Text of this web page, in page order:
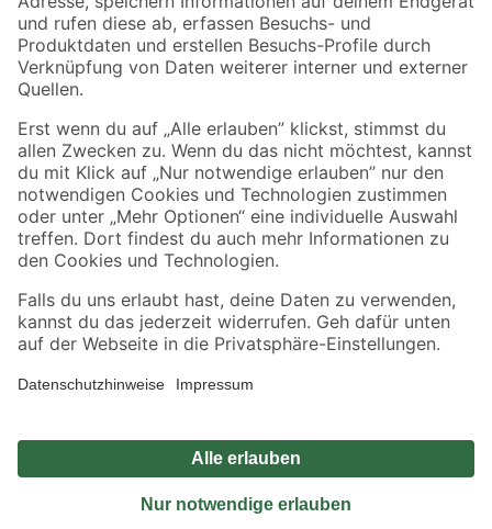
Zahlungsarten Versandarten
Sicher einkaufen
Jetzt die toom-App herunterladen
Alle Preisangaben in EUR inkl. gesetzl. MwSt.. Die dargestellten Angebote sind unter
Umständen nicht in allen Märkten verfügbar. Die angegebenen Verfügbarkeiten beziehen
Produkte nur solange der Vorrat reicht.
*Paketversand ab 59 € versandkostenfrei, gilt nicht für Artikel mit Speditionsversand, hier
Privatsphäre Impressum
Nutzungsbedingungen
Widerrufsrecht
Vertrag widerrufen